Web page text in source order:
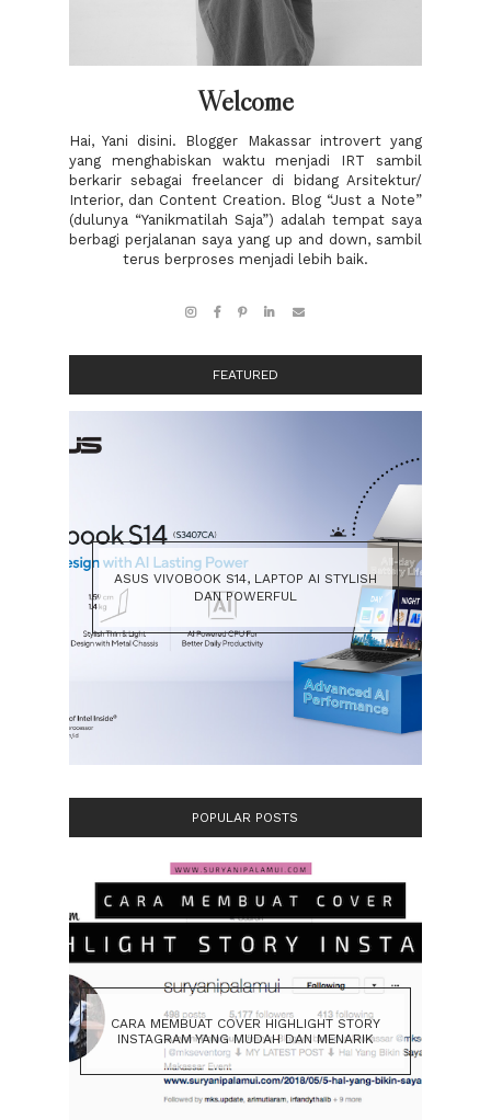
Welcome
Hai, Yani disini. Blogger Makassar introvert yang
yang menghabiskan waktu menjadi IRT sambil
berkarir sebagai freelancer di bidang Arsitektur/
Interior, dan Content Creation. Blog “Just a Note”
(dulunya “Yanikmatilah Saja”) adalah tempat saya
berbagi perjalanan saya yang up and down, sambil
terus berproses menjadi lebih baik.
FEATURED
ASUS VIVOBOOK S14, LAPTOP AI STYLISH
DAN POWERFUL
POPULAR POSTS
CARA MEMBUAT COVER HIGHLIGHT STORY
INSTAGRAM YANG MUDAH DAN MENARIK